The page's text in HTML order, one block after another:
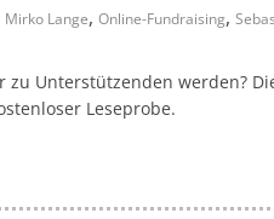
a
e
Mirko Lange, Online-Fundraising,
zu Unterstützenden werden?
Leseprobe.